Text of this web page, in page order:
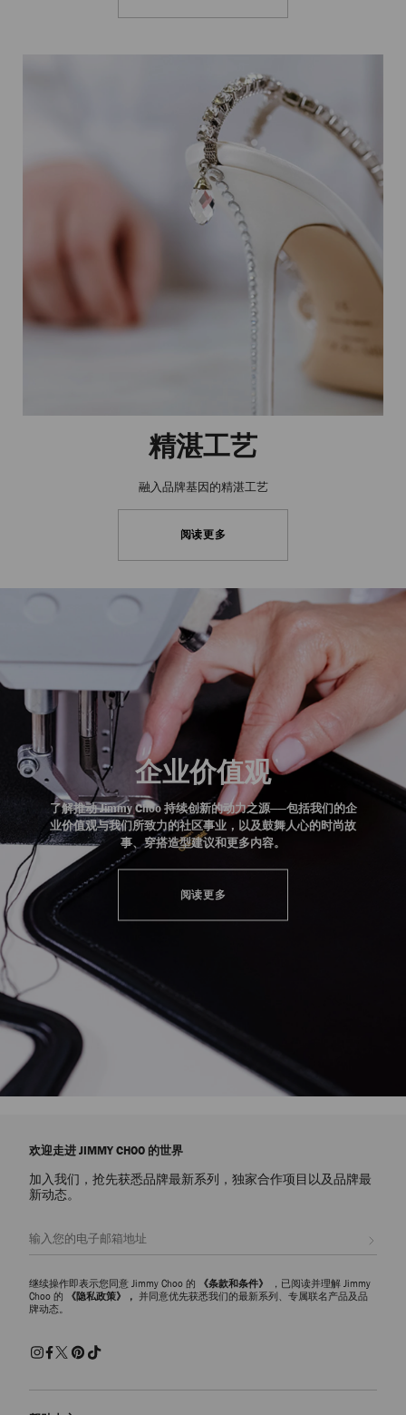
精湛工艺
融入品牌基因的精湛工艺
阅读更多
企业价值观
了解推动 Jimmy Choo 持续创新的动力之源——包括我们的企
业价值观与我们所致力的社区事业，以及鼓舞人心的时尚故
事、穿搭造型建议和更多内容。
阅读更多
欢迎走进 JIMMY CHOO 的世界
加入我们，抢先获悉品牌最新系列，独家合作项目以及品牌最
新动态。
继续操作即表示您同意 Jimmy Choo 的 《条款和条件》
，已阅读并理解 Jimmy
Choo 的
《隐私政策》， 并同意优先获悉我们的最新系列、专属联名产品及品
牌动态。